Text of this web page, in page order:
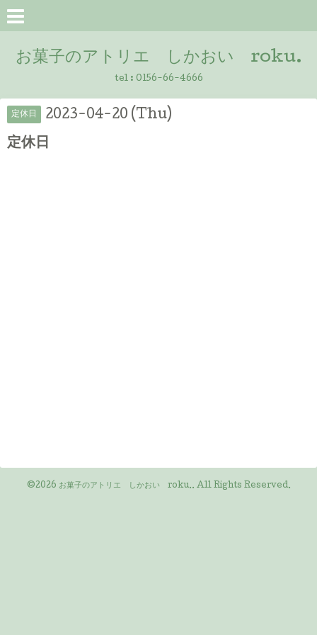
お菓子のアトリエ しかおい roku.
tel : 0156-66-4666
定休日 2023-04-20 (Thu)
定休日
©2026 お菓子のアトリエ しかおい roku.. All Rights Reserved.